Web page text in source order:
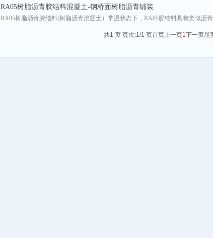
RA05树脂沥青胶结料混凝土-钢桥面树脂沥青铺装
RA05树脂沥青胶结料(树脂沥青混凝土）常温状态下，RA05胶结料具有类似沥
共1 页 页次:1/1 页首页上一页1下一页尾